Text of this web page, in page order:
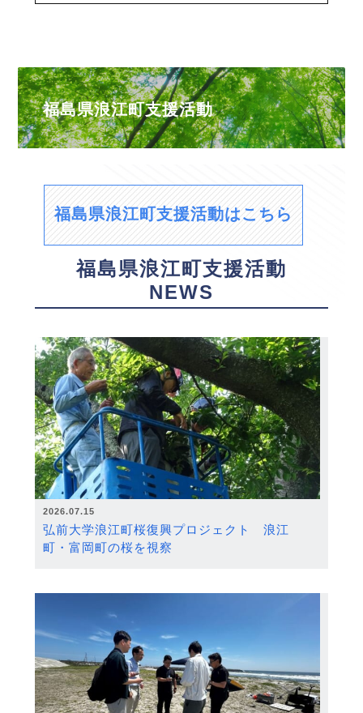
福島県浪江町支援活動
福島県浪江町支援活動はこちら
福島県浪江町支援活動
NEWS
2026.07.15
弘前大学浪江町桜復興プロジェクト 浪江
町・富岡町の桜を視察